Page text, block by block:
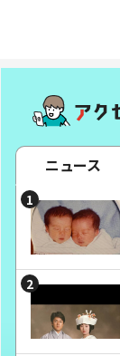
ニュース